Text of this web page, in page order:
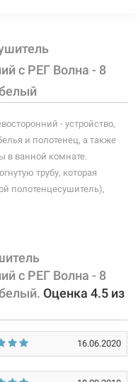
+55°C
левосторонний
с РЕГ Волна - 8
- устройство,
и полотенец, а также
в ванной комнате.
трубу, которая
полотенцесушитель),
полотенцесушитель
а также комплектация
без уведомления. За
магазин ответственности
с РЕГ Волна - 8
Оценка 4.5 из
16.06.2020